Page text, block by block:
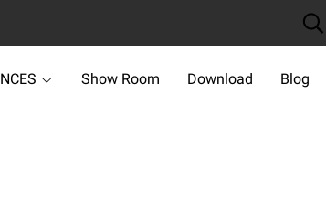
Show Room Download Blog